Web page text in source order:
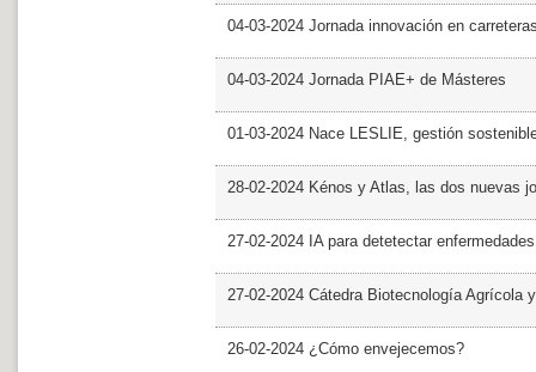
04-03-2024 Jornada innovación en
04-03-2024 Jornada PIAE+ de Másteres
01-03-2024 Nace LESLIE, gestión
28-02-2024 Kénos y Atlas, las dos nuevas
27-02-2024 IA para detetectar
27-02-2024 Cátedra Biotecnología Agrícola
26-02-2024 ¿Cómo envejecemos?